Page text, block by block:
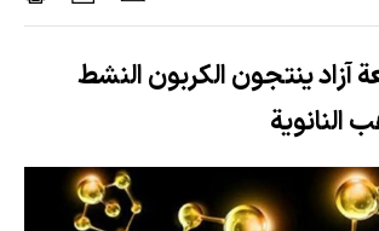
آزاد ينتجون الكربون النشط
النانوية